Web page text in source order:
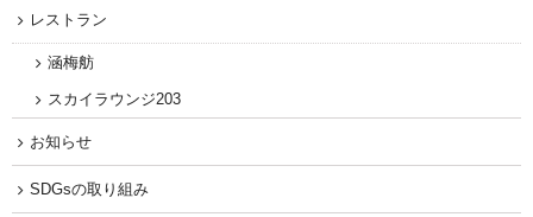
レストラン
涵梅舫
スカイラウンジ203
お知らせ
SDGsの取り組み